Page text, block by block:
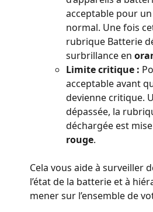
acceptable pour
normal. Une fois
rubrique Batterie
surbrillance en
Limite critique :
acceptable avant
devienne critique.
dépassée, la
déchargée est
rouge.
Cela vous aide à surveiller
l’état de la batterie et à
mener sur l’ensemble de